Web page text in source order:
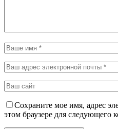
Сохраните мое имя, адрес
этом браузере для следующего